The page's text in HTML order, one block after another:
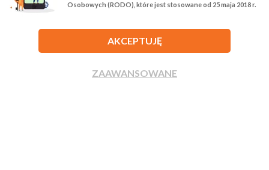
Biuro Nieruchomości Tur Nieruchomości
Osobowych (RODO), które jest stosowane od 25 maja 2018 r.
AKCEPTUJĘ
ZAAWANSOWANE